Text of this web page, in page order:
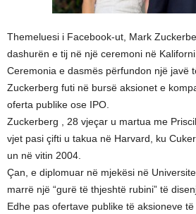
Themeluesi i Facebook-ut, Mark
dashurën e tij në një ceremoni në Kaliforni.
Ceremonia e dasmës përfundon një javë
Zuckerberg futi në bursë aksionet e
oferta publike ose IPO.
Zuckerberg , 28 vjeçar u martua me
vjet pasi çifti u takua në Harvard, ku
un në vitin 2004.
Çan, e diplomuar në mjekësi në
marrë një “gurë të thjeshtë rubini” të
Edhe pas ofertave publike të aksioneve të